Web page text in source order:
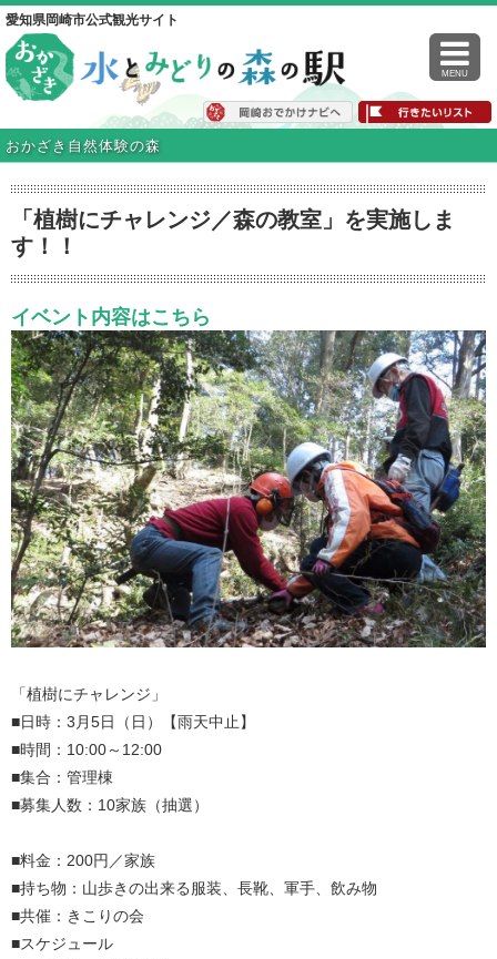
愛知県岡崎市公式観光サイト
MENU
おかざき自然体験の森
「植樹にチャレンジ／森の教室」を実施しま
す！！
イベント内容はこちら
「植樹にチャレンジ」
■日時：3月5日（日）【雨天中止】
■時間：10:00～12:00
■集合：管理棟
■募集人数：10家族（抽選）
■料金：200円／家族
■持ち物：山歩きの出来る服装、長靴、軍手、飲み物
■共催：きこりの会
■スケジュール